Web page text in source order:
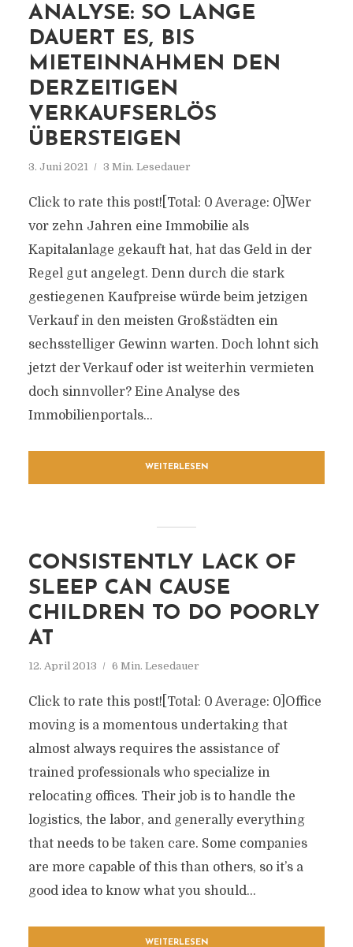
ANALYSE: SO LANGE
DAUERT ES, BIS
MIETEINNAHMEN DEN
DERZEITIGEN
VERKAUFSERLÖS
ÜBERSTEIGEN
3. Juni 2021 3 Min. Lesedauer
Click to rate this post![Total: 0 Average: 0]Wer
vor zehn Jahren eine Immobilie als
Kapitalanlage gekauft hat, hat das Geld in der
Regel gut angelegt. Denn durch die stark
gestiegenen Kaufpreise würde beim jetzigen
Verkauf in den meisten Großstädten ein
sechsstelliger Gewinn warten. Doch lohnt sich
jetzt der Verkauf oder ist weiterhin vermieten
doch sinnvoller? Eine Analyse des
Immobilienportals...
WEITERLESEN
CONSISTENTLY LACK OF
SLEEP CAN CAUSE
CHILDREN TO DO POORLY
AT
12. April 2013 6 Min. Lesedauer
Click to rate this post![Total: 0 Average: 0]Office
moving is a momentous undertaking that
almost always requires the assistance of
trained professionals who specialize in
relocating offices. Their job is to handle the
logistics, the labor, and generally everything
that needs to be taken care. Some companies
are more capable of this than others, so it’s a
good idea to know what you should...
WEITERLESEN